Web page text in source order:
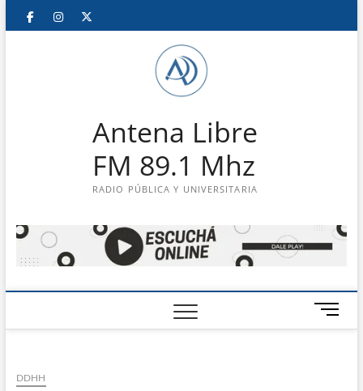
Saltar
FacebookInstagram
Antena Libre
FM 89.1 Mhz
RADIO PÚBLICA Y UNIVERSITARIA
B
o
DDHH